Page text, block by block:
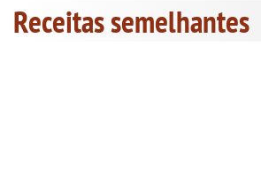
Receitas semelhantes